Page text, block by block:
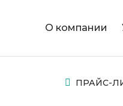
О компании
ПРАЙС-